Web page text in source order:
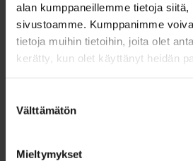
alan kumppaneillemme tietoja
sivustoamme. Kumppanimme
tietoja muihin tietoihin, joita olet
kerätty, kun olet käyttänyt heidän
valinta
Välttämätön
Mieltymykset
RAKENNUSOIKEUS
Jukka